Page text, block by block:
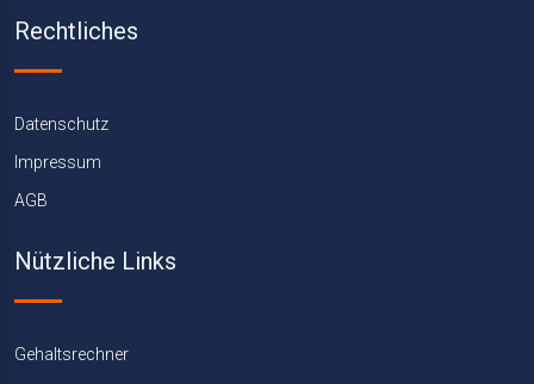
Rechtliches
Datenschutz
Impressum
AGB
Nützliche Links
Gehaltsrechner